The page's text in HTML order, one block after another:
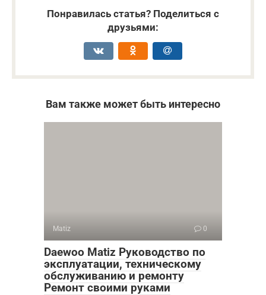
Понравилась статья? Поделиться с
друзьями:
Вам также может быть интересно
Matiz 0
Daewoo Matiz Руководство по
эксплуатации, техническому
обслуживанию и ремонту
Ремонт своими руками